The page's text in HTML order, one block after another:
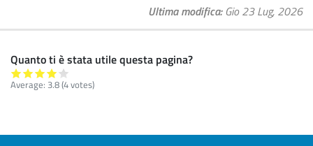
Ultima modifica Gio 23 Lug, 2026
Quanto ti è stata utile questa pagina?
Average: 3.8(4votes)